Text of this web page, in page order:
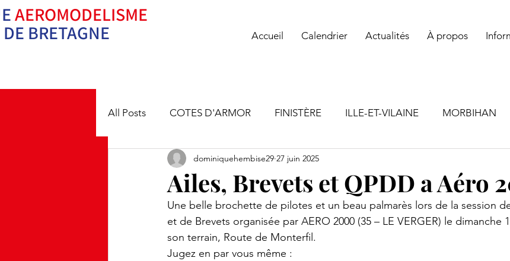
AEROMODELISME
DE BRETAGNE Accueil Calendrier Actualités À propos
All Posts COTES D'ARMOR FINISTÈRE ILLE-ET-VILAINE MORBIHAN
Ailes, Brevets et QPDD a Aéro
dominiquehembise29 27 juin 2025
Une belle brochette de pilotes et un beau palmarès lors de la session
et de Brevets organisée par AERO 2000 (35 – LE VERGER) le dimanche
son terrain, Route de Monterfil.
Jugez en par vous même :